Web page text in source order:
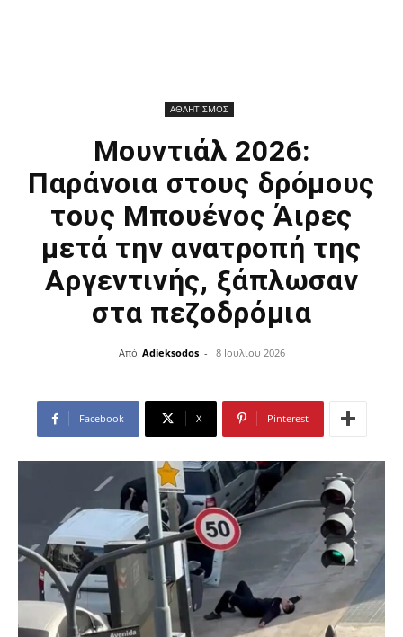
ΑΘΛΗΤΙΣΜΟΣ
Μουντιάλ 2026:
Παράνοια στους δρόμους
τους Μπουένος Άιρες
μετά την ανατροπή της
Αργεντινής, ξάπλωσαν
στα πεζοδρόμια
Από Adieksodos - 8 Ιουλίου 2026
Facebook X Pinterest